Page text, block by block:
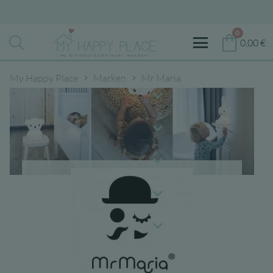
0
0,00€
My Happy Place Marken Mr Maria